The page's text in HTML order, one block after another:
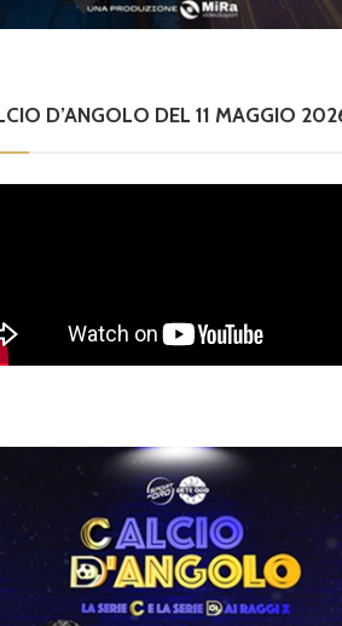
D’ANGOLO DEL 11 MAGGIO